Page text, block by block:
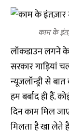
काम के
लॉकडाउन लगने के
सरकार गाड़ियां
न्यूजलॉन्ड्री से
हम बर्बाद ही हैं.
दिन काम मिल
मिलता है खा लेते हैं